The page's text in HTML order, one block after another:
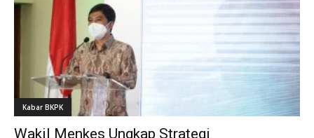
Kabar BKPK
Wakil Menkes Ungkap Strategi